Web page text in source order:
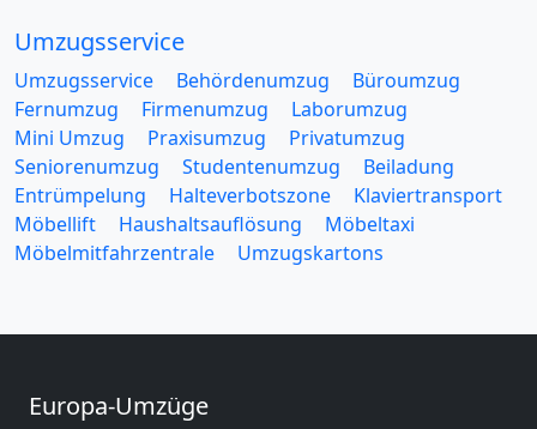
Umzugsservice
Umzugsservice Behördenumzug
Büroumzug
Fernumzug
Firmenumzug
Laborumzug
Mini Umzug
Praxisumzug
Privatumzug
Seniorenumzug
Studentenumzug
Beiladung
Entrümpelung
Halteverbotszone
Klaviertransport
Möbellift
Haushaltsauflösung
Möbeltaxi
Möbelmitfahrzentrale
Umzugskartons
Europa-Umzüge